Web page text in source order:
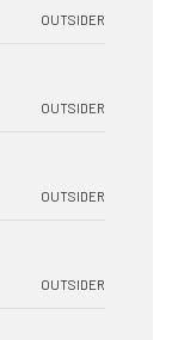
OUTSIDER
OUTSIDER
OUTSIDER
OUTSIDER